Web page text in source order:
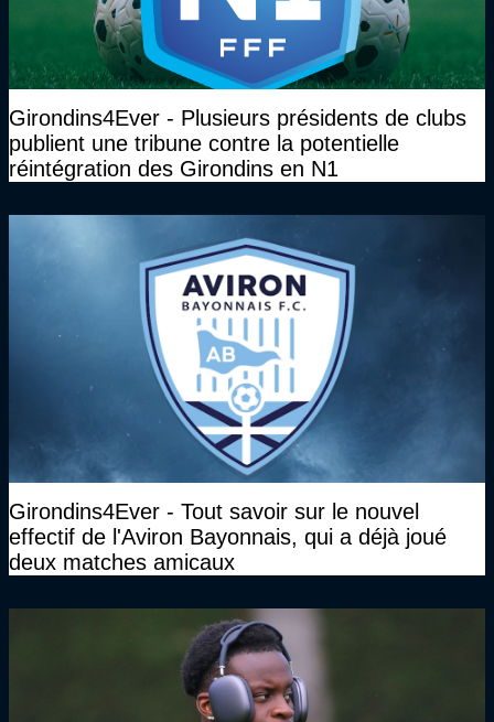
Girondins4Ever - Plusieurs présidents de clubs
publient une tribune contre la potentielle
réintégration des Girondins en N1
Girondins4Ever - Tout savoir sur le nouvel
effectif de l'Aviron Bayonnais, qui a déjà joué
deux matches amicaux